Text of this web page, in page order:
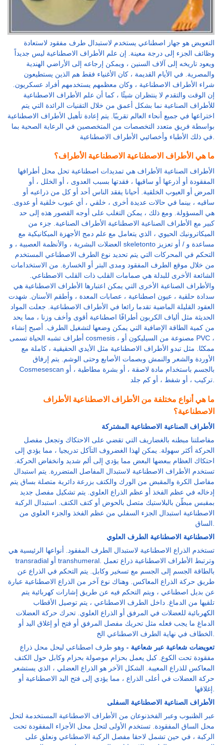
التعويض هو جهاز اصطناعي يستخدم لاستبدال طرف مفقود لاستعادة
وظائف الجزء إلى درجة معينة. إن علم الأطراف الاصطناعية ليس جديداً
ويعود تاريخه إلى آلاف السنين ، ويمكن إرجاعه إلى الأراضي الهندية
والمصرية. في الأيام القديمة ، كان الأغنياء فقط هم الذين يستطيعون
شراء الأطراف الاصطناعية ، وكان معظمهم يستخدمهم أفراد عسكريون.
إن الوقت والتقدم لا ينتظران شيئًا ، كما أن علم الأطراف الاصطناعية
للأطراف الصناعية نما بشكل أعمق من خلال التقنيات الرائدة التي يتم
اختراعها في جميع أنحاء العالم تقريبًا. يتم إعادة تأهيل الأطراف الاصطناعية
بواسطة فريق متعدد التخصصات من المتخصصين في الرعاية الصحية بما
ما هي الأطراف الاصطناعية الاصطناعية الأطراف؟
الأطراف الصناعية الأطراف هي تمديدات اصطناعية تحل محل أطرافها
المفقودة أو أذرعها أو ساقيها ، فقدتها بسبب العدوى ، أو الخلل ، أو
المرض أو العيوب الخلقية. أحيانا يفقد الناس أحد أو كل من ذراعيه أو
ساقيه ، بينما في حالات عديدة أخرى ، خلقي ، أي عيوب خلقية أو عدوى.
هي المسؤولة. ومع ذلك ، يمكن التغلب على أوجه القصور هذه إلى حد
كبير مع الأطراف الصناعية الاصطناعية الأطراف الصناعية. جزء من
الميكاترونيك الحيوي ، الذي يتعامل مع علم دمج الأجهزة الميكانيكية مع
العضلات البشرية ، والأنظمة العصبية ، و skeletonto مساعدة و / أو تعزيز
التحكم في المحركات التي يتم تحديد نوع الطرف الاصطناعي المستخدم
من خلال موقع الطرف المفقود ومدى البتر أو الخسارة. من الاستخدامات
الشائعة الأخرى للبدلة هي صمامات القلب ذات القلب الاصطناعي.
والأطراف الصناعية الأخرى التي يمكن اعتبارها الأطراف الاصطناعية هي
سدادة حلقية ، عيون اصطناعية ، عصابات المعدة ، وأطقم الأسنان. شهدت
العقود القليلة الماضية تقدما رائعا في الأطراف الاصطناعية. جعلت المواد
الحديثة مثل ألياف الكربون أطرافًا اصطناعية أقوى وأخف وزنا ، مما يحد
من كمية الطاقة الإضافية التي يمكن وضعها لتشغيل الطرف. أصبح إنشاء
أطراف تشبه الحياة تسمى cosmesis ، مصنوعة من السيليكون أو PVC ،
ممكنًا. مثل تبدو الأطراف الاصطناعية مثل الأيدي الحقيقية ، كاملة مع
الأوردة والشعر والنمش وبصمات الأصابع وحتى الوشم. يتم إرفاق
Cosmesescan بالجسم باستخدام مادة لاصقة ، أو بشرة مطاطية ، أو
تركيب ، أو شفط ، أو كم جلد.
ما هي أنواع مختلفة من الأطراف الاصطناعية الأطراف
الاصطناعية؟
الأطراف الصناعية الاصطناعية المشتركة
مفاصلتنا مبطنه بالغضاريف التي تقضي على الاحتكاك وتجعل مفصل
الحركة أكثر سهولة. يمكن لهذا الغضروف التآكل تدريجيا ، مما يؤدي إلى
احتكاك العظام ببعضها البعض مما يؤدي إلى ألم شديد وانخفاض الحركة.
تستخدم الأطراف الاصطناعية لاستبدال المفاصل المتضررة. يتم استبدال
مفاصل الكرة والمقبض من الورك والكتف بزرعة دائرية متصلة بساق يتم
إدخاله في عظم الفخذ أو عظم الذراع العلوي. يتم تشكيل مفصل جديد
بمقبس مبطّن بالبلاستيك متصل بالحوض أو كتف الكتف. استبدال الركبة
الاصطناعية استبدال الجزء السفلي من عظم الفخذ والجزء العلوي من
الاصطناعية الاصطناعية الطرف العلوي
تستخدم الذراع الاصطناعية لاستبدال الطرف المفقود. أنواعها الرئيسية هي
transradial أو transhumeral. وترتبط الأطراف الاصطناعية ذراع تعمل
بالطاقة الجسم إلى الجسم مع تسخير وكابل. يتم التحكم في الذراع عن
طريق حركة الذراع المعاكس. وهناك نوع آخر من الذراع الاصطناعية عبارة
عن بديل اصطناعي ، ويتم التحكم فيه عن طريق إشارات كهربائية يتم
تلقيها من الدماغ. داخل الطرف الاصطناعي ، يتم توصيل الأقطاب
الكهربائية للعضلات في المرفق أو الذراع العلوي. تحرك حركة العضلات
الدماغ ما يجب فعله مثل تحريك مفصل المرفق أو فتح أو إغلاق اليد أو
تعويضات شعاعية عبر شعاعية - وهو طرف اصطناعي ليحل محل ذراع
مفقودة تحت الكوع. كبل يعمل بحزام موصولة بحزام وكابل حول الكتف
المعاكس للذراع المعيبة. الشكل الآخر هو الذراع العضلي ، الذي يستشعر
حركة العضلات في أعلى الذراع ، مما يؤدي إلى فتح اليد الاصطناعية أو
الأطراف الصناعية الاصطناعية السفلى
عبر الظنبوب وعبر الفخذنوعان من الأطراف الاصطناعية المستخدمة لتحل
محل الساق المفقودة. تستخدم الأولى لتحل محل الأجزاء المفقودة تحت
الركبة ، في حين تشمل لاحقا مفصل الركبة الاصطناعي ونعلق على